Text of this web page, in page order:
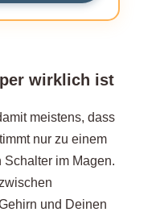
und stabilisieren
wirklich ist
meistens, dass
nur zu einem
Schalter im Magen.
und Deinen